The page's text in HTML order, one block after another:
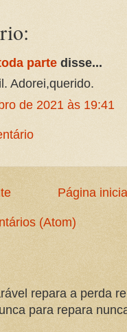
parte disse...
Adorei,querido.
de 2021 às 19:41
Página
(Atom)
repara a perda
para repara